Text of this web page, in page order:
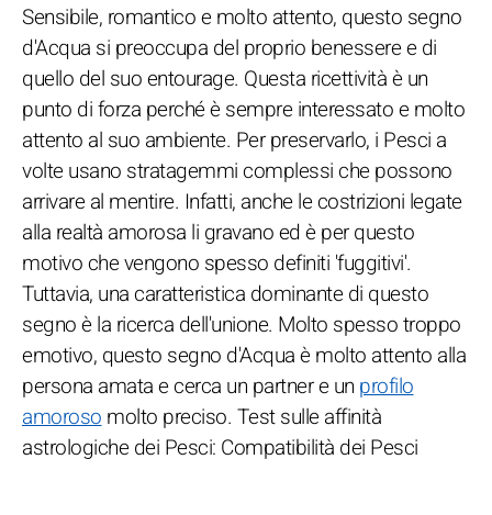
Sensibile, romantico e molto attento, questo segno
d'Acqua si preoccupa del proprio benessere e di
quello del suo entourage. Questa ricettività è un
punto di forza perché è sempre interessato e molto
attento al suo ambiente. Per preservarlo, i Pesci a
volte usano stratagemmi complessi che possono
arrivare al mentire. Infatti, anche le costrizioni legate
alla realtà amorosa li gravano ed è per questo
motivo che vengono spesso definiti 'fuggitivi'.
Tuttavia, una caratteristica dominante di questo
segno è la ricerca dell'unione. Molto spesso troppo
emotivo, questo segno d'Acqua è molto attento alla
persona amata e cerca un partner e un profilo
amoroso molto preciso. Test sulle affinità
astrologiche dei Pesci: Compatibilità dei Pesci